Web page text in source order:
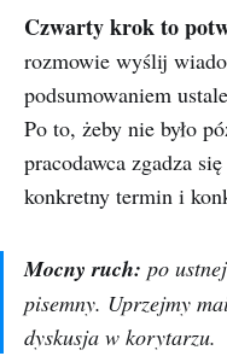
Czwarty krok to
rozmowie wyślij
podsumowaniem
Po to, żeby nie było
pracodawca zgadza
konkretny termin i
Mocny ruch: po
pisemny. Uprzejmy
dyskusja w korytarzu.